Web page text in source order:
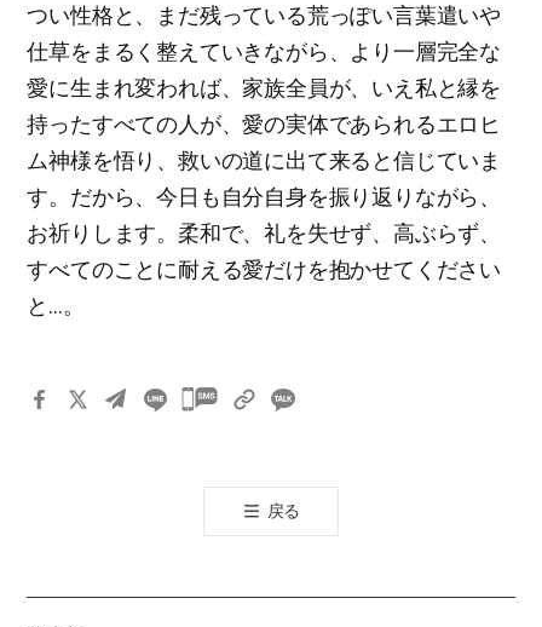
つい性格と、まだ残っている荒っぽい言葉遣いや
仕草をまるく整えていきながら、より一層完全な
愛に生まれ変われば、家族全員が、いえ私と縁を
持ったすべての人が、愛の実体であられるエロヒ
ム神様を悟り、救いの道に出て来ると信じていま
す。だから、今日も自分自身を振り返りながら、
お祈りします。柔和で、礼を失せず、高ぶらず、
すべてのことに耐える愛だけを抱かせてください
と…。
카
톡
공
기
戻る